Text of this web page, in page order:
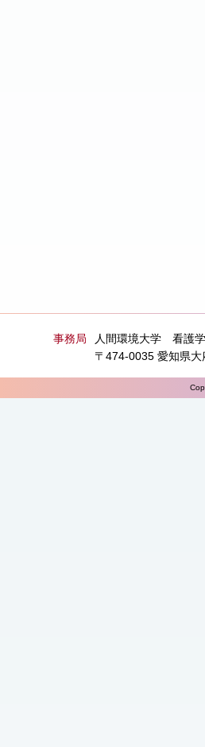
事務局
人間環境大学 看護
〒474-0035 愛知県